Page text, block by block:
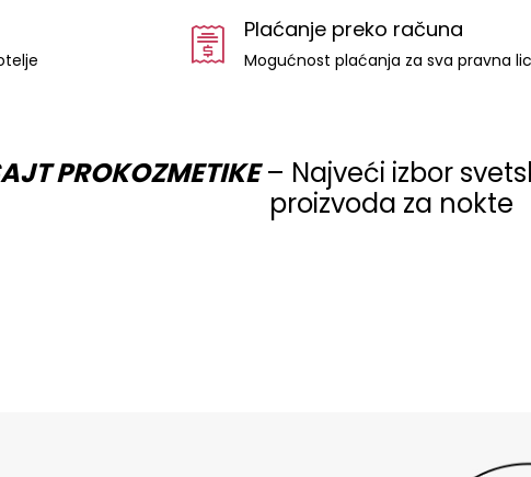
Plaćanje preko računa
Mogućnost plaćanja za sva pravna
PROKOZMETIKE – Najveći izbor
proizvoda za nokte